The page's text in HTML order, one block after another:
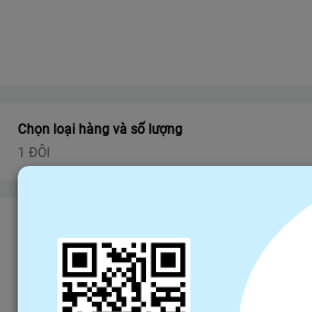
Chọn loại hàng và số lượng
1 ĐÔI
Đảm bảo gửi hàng đúng hạn
Chính sách hoàn tiền